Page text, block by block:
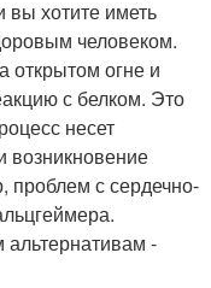
хотите иметь
человеком.
открытом огне и
с белком. Это
несет
возникновение
проблем с сердечно-
-